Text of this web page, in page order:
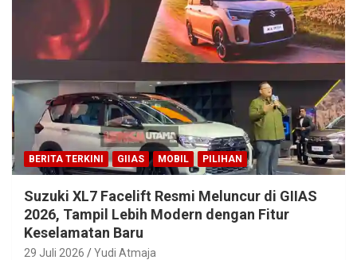
BERITA TERKINI GIIAS MOBIL PILIHAN
Suzuki XL7 Facelift Resmi Meluncur di GIIAS
2026, Tampil Lebih Modern dengan Fitur
Keselamatan Baru
29 Juli 2026 Yudi Atmaja